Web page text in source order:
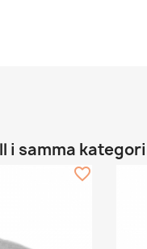
i samma kategori
favorite_border